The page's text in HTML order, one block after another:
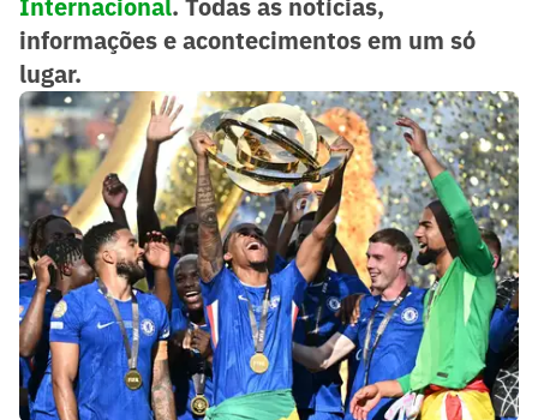
informações e acontecimentos em um só
lugar.